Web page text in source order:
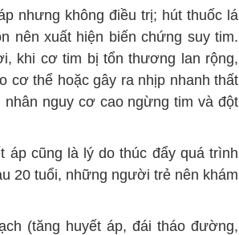
nhưng không điều trị; hút thuốc lá
nên xuất hiện biến chứng suy tim.
khi cơ tim bị tổn thương lan rộng,
cơ thể hoặc gây ra nhịp nhanh thất
nguy cơ cao ngừng tim và đột
áp cũng là lý do thúc đẩy quá trình
20 tuổi, những người trẻ nên khám
(tăng huyết áp, đái tháo đường,